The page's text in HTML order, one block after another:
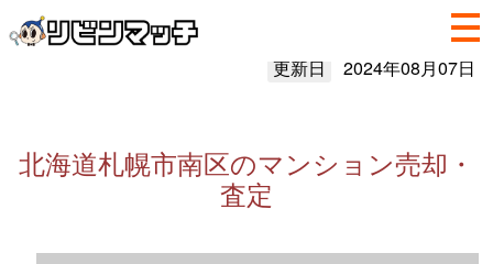
更新日 2024年08月07日
北海道札幌市南区のマンション売却・
査定